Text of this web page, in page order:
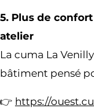
5. Plus de
atelier
La cuma La
bâtiment pensé
👉 https://